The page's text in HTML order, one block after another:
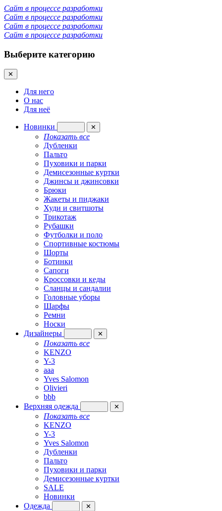
Сайт в процессе разработки
Сайт в процессе разработки
Сайт в процессе разработки
Сайт в процессе разработки
Выберите категорию
✕
Для него
О нас
Для неё
Новинки ✕
Показать все
Дубленки
Пальто
Пуховики и парки
Демисезонные куртки
Джинсы и джинсовки
Брюки
Жакеты и пиджаки
Худи и свитшоты
Трикотаж
Рубашки
Футболки и поло
Спортивные костюмы
Шорты
Ботинки
Сапоги
Кроссовки и кеды
Сланцы и сандалии
Головные уборы
Шарфы
Ремни
Носки
Дизайнеры
✕
Показать все
KENZO
Y-3
aaa
Yves Salomon
Olivieri
bbb
Верхняя одежда
✕
Показать все
KENZO
Y-3
Yves Salomon
Дубленки
Пальто
Пуховики и парки
Демисезонные куртки
SALE
Новинки
Одежда
✕